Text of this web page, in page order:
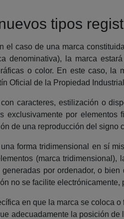
tipos
el caso de una marca
denominativa), la marca
o color. En este caso,
Oficial de la Propiedad
caracteres, estilización o
exclusivamente por
de una reproducción del signo
forma tridimensional en sí
(marca
por ordenador, o
no se facilite
en que la marca se coloca
adecuadamente la posición